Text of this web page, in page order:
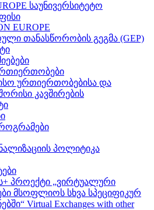
საუნივერსიტეტო
EUROPE
თანასწორობის გეგმა (GEP)
ურთიერთობებისა და
კავშირების
პოლიტიკა
პროექტი „ვირტუალური
მსოფლიოს სხვა სპეციფიკურ
Virtual Exchanges with other